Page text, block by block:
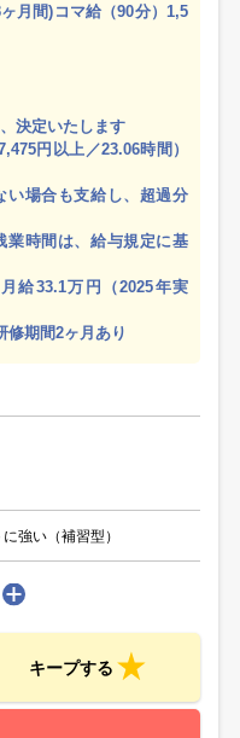
月間)コマ給（90分）1,5
決定いたします
円以上／23.06時間）
場合も支給し、超過分
時間は、給与規定に基
給33.1万円（2025年実
期間2ヶ月あり
強い（補習型）
キープする